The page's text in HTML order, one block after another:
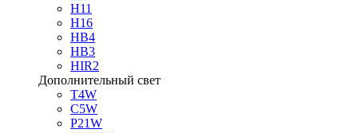
H11
H16
HB4
HB3
HIR2
Дополнительный свет
T4W
C5W
P21W